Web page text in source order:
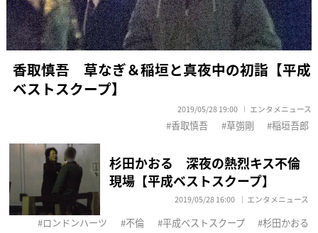
香取慎吾 草なぎ＆稲垣と真夜中の初詣【平成
ベストスクープ】
2019/05/28 19:00 エンタメニュース
香取慎吾 草彅剛 稲垣吾郎
杉田かおる 深夜の熱烈キス不倫
現場【平成ベストスクープ】
2019/05/28 16:00 エンタメニュース
ロンドンハーツ 不倫 平成ベストスクープ 杉田かおる